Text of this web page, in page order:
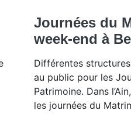
Journées du
week-end à
Différentes
au public pour les
Patrimoine. Dans
les journées du